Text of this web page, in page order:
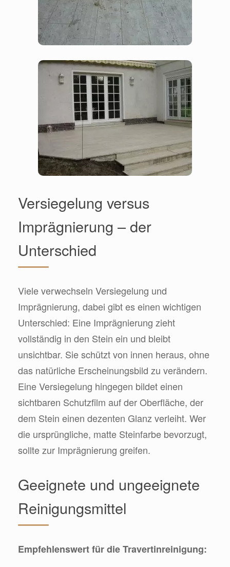
Versiegelung versus
Imprägnierung – der
Unterschied
Viele verwechseln Versiegelung und
Imprägnierung, dabei gibt es einen wichtigen
Unterschied: Eine Imprägnierung zieht
vollständig in den Stein ein und bleibt
unsichtbar. Sie schützt von innen heraus, ohne
das natürliche Erscheinungsbild zu verändern.
Eine Versiegelung hingegen bildet einen
sichtbaren Schutzfilm auf der Oberfläche, der
dem Stein einen dezenten Glanz verleiht. Wer
die ursprüngliche, matte Steinfarbe bevorzugt,
sollte zur Imprägnierung greifen.
Geeignete und ungeeignete
Reinigungsmittel
Empfehlenswert für die Travertinreinigung: